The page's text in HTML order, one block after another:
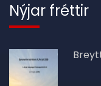
Nýjar fréttir